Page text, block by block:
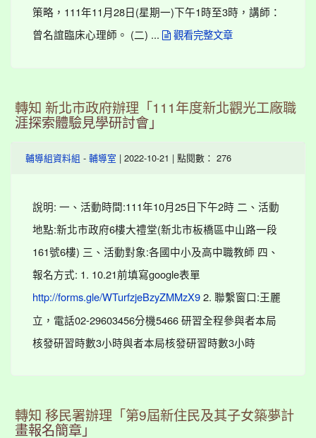
策略，111年11月28日(星期一)下午1時至3時，講師：
曾名誼臨床心理師。 (二) ...
觀看完整文章
轉知 新北市政府辦理「111年度新北觀光工廠職
涯探索體驗見學研討會」
輔導組資料組 - 輔導室 | 2022-10-21 | 點閱數： 276
說明: 一、活動時間:111年10月25日下午2時 二、活動
地點:新北市政府6樓大禮堂(新北市板橋區中山路一段
161號6樓) 三、活動對象:各國中小及高中職教師 四、
報名方式: 1. 10.21前填寫google表單
http://forms.gle/WTurfzjeBzyZMMzX9 2. 聯繫窗口:王麗
立，電話02-29603456分機5466 研習全程參與者本局
核發研習時數3小時與者本局核發研習時數3小時
轉知 移民署辦理「第9屆新住民及其子女築夢計
畫報名簡章」